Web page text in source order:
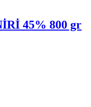
45% 800 gr